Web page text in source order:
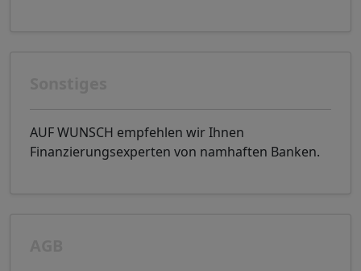
AUF WUNSCH empfehlen wir Ihnen
Finanzierungsexperten von namhaften Banken.